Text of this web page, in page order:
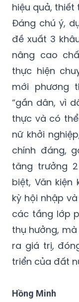
hiệu quả, thiết
Đáng chú ý,
đề xuất 3
nâng cao
thực hiện
mới phương
“gần dân, vì
thực và có
nữ khởi
chính đáng,
tăng trưởng
biệt, Văn
kỳ hội nhập
các tầng lớp
thụ hưởng,
ra giá trị,
triển của đất
Hồng Minh